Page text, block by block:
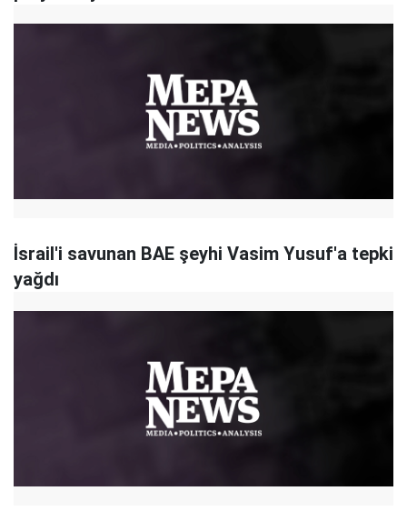
İsrail'i savunan BAE şeyhi Vasim Yusuf'a tepki
yağdı